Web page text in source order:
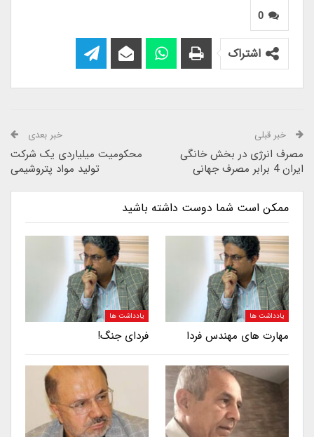
0
اشتراک
خبر قبلی
مصرف انرژی در بخش خانگی
ایران 4 برابر مصرف جهانی
خبر بعدی
محکومیت میلیاردی یک شرکت
تولید مواد پتروشیمی
ممکن است شما دوست داشته باشید
یادداشت ها
مهارت های مهندس فردا
یادداشت ها
فردای جنگ!